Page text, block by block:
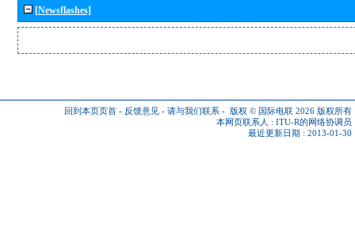
[Newsflashes]
回到本页页首 - 反馈意见 - 请与我们联系 - 版权 © 国际电联 2026 版权所有
本网页联系人 : ITU-R的网络协调员
最近更新日期 : 2013-01-30